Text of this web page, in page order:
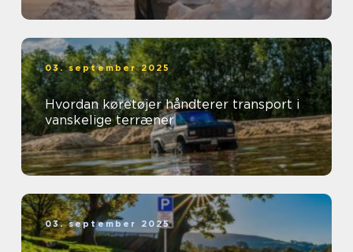
03. september 2025
Hvordan køretøjer håndterer transport i
vanskelige terræner
03. september 2025